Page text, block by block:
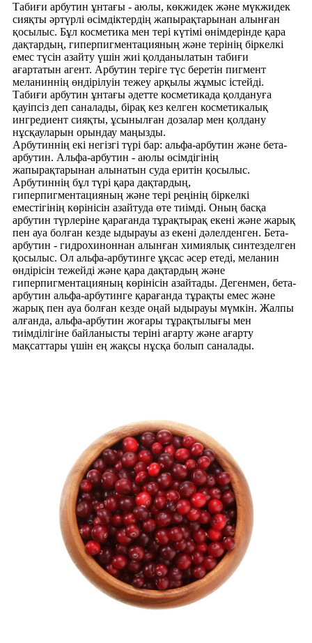
Табиғи арбутин ұнтағы - аюлы, көкжидек және мүкжидек
сияқты әртүрлі өсімдіктердің жапырақтарынан алынған
қосылыс. Бұл косметика мен тері күтімі өнімдерінде қара
дақтардың, гиперпигментацияның және терінің біркелкі
емес түсін азайту үшін жиі қолданылатын табиғи
ағартатын агент. Арбутин теріге түс беретін пигмент
меланиннің өндірілуін тежеу ​​арқылы жұмыс істейді.
Табиғи арбутин ұнтағы әдетте косметикада қолдануға
қауіпсіз деп саналады, бірақ кез келген косметикалық
ингредиент сияқты, ұсынылған дозалар мен қолдану
нұсқауларын орындау маңызды.
Арбутиннің екі негізгі түрі бар: альфа-арбутин және бета-
арбутин. Альфа-арбутин - аюлы өсімдігінің
жапырақтарынан алынатын суда еритін қосылыс.
Арбутиннің бұл түрі қара дақтардың,
гиперпигментацияның және тері реңінің біркелкі
еместігінің көрінісін азайтуда өте тиімді. Оның басқа
арбутин түрлеріне қарағанда тұрақтырақ екені және жарық
пен ауа болған кезде ыдырауы аз екені дәлелденген. Бета-
арбутин - гидрохиноннан алынған химиялық синтезделген
қосылыс. Ол альфа-арбутинге ұқсас әсер етеді, меланин
өндірісін тежейді және қара дақтардың және
гиперпигментацияның көрінісін азайтады. Дегенмен, бета-
арбутин альфа-арбутинге қарағанда тұрақты емес және
жарық пен ауа болған кезде оңай ыдырауы мүмкін. Жалпы
алғанда, альфа-арбутин жоғары тұрақтылығы мен
тиімділігіне байланысты теріні ағарту және ағарту
мақсаттары үшін ең жақсы нұсқа болып саналады.